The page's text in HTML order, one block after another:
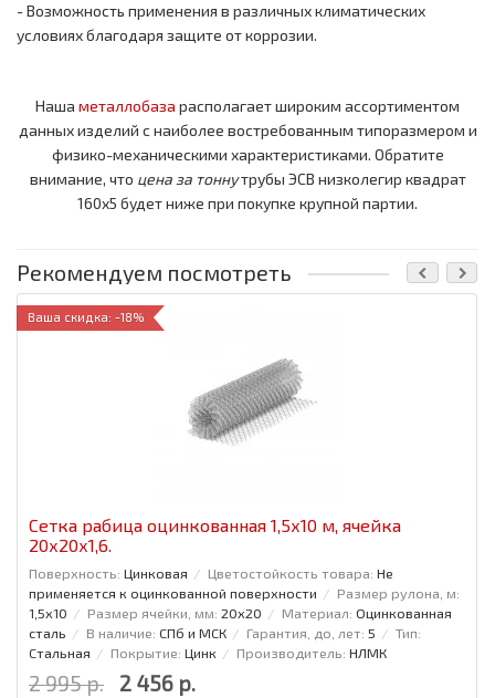
- Возможность применения в различных климатических
условиях благодаря защите от коррозии.
Наша металлобаза располагает широким ассортиментом
данных изделий с наиболее востребованным типоразмером и
физико-механическими характеристиками. Обратите
внимание, что цена за тоннутрубы ЭСВ низколегир квадрат
160x5 будет ниже при покупке крупной партии.
Рекомендуем посмотреть
Ваша скидка: -18%
Сетка рабица оцинкованная 1,5x10 м, ячейка
20x20x1,6.
Поверхность: Цинковая Цветостойкость товара: Не
применяется к оцинкованной поверхности
Размер рулона, м:
1,5x10
Размер ячейки, мм: 20x20 Материал: Оцинкованная
сталь
В наличие: СПб и МСК Гарантия, до, лет: 5
Тип:
Стальная
Покрытие: Цинк Производитель: НЛМК
2 995 р. 2 456 р.